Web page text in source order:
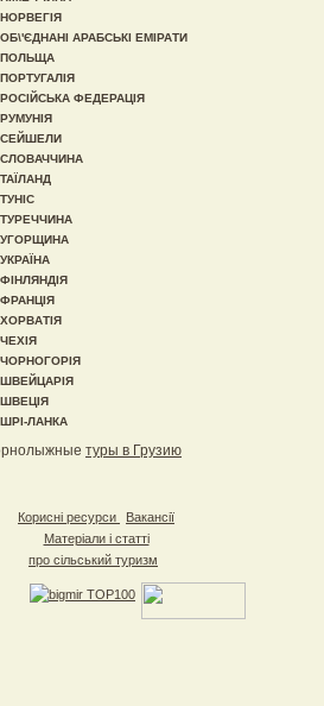
НОРВЕГІЯ
ОБ\'ЄДНАНІ АРАБСЬКІ ЕМІРАТИ
ПОЛЬЩА
ПОРТУГАЛІЯ
РОСІЙСЬКА ФЕДЕРАЦІЯ
РУМУНІЯ
СЕЙШЕЛИ
СЛОВАЧЧИНА
ТАЇЛАНД
ТУНІС
ТУРЕЧЧИНА
УГОРЩИНА
УКРАЇНА
ФІНЛЯНДІЯ
ФРАНЦІЯ
ХОРВАТІЯ
ЧЕХІЯ
ЧОРНОГОРІЯ
ШВЕЙЦАРІЯ
ШВЕЦІЯ
ШРІ-ЛАНКА
туры в Грузию
Корисні ресурси
Вакансії
Матеріали і статті
про сільський туризм